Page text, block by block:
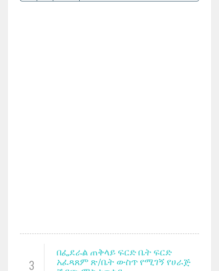
3
በፌደራል ጠቅላይ ፍርድ ቤት ፍርድ
አፈጻጸም ጽ/ቤት ውስጥ የሚገኝ የሀራጅ